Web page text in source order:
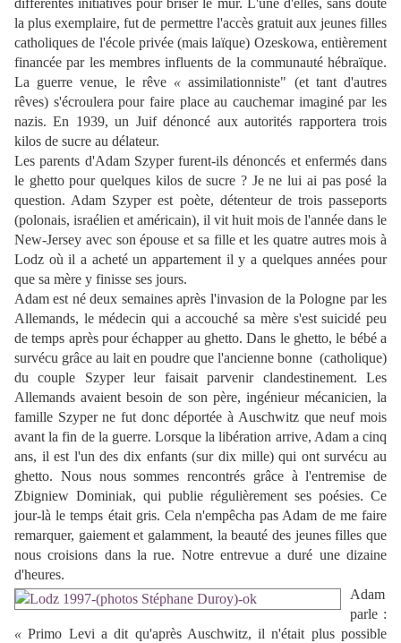
différentes initiatives pour briser le mur. L'une d'elles, sans doute
la plus exemplaire, fut de permettre l'accès gratuit aux jeunes filles
catholiques de l'école privée (mais laïque) Ozeskowa, entièrement
financée par les membres influents de la communauté hébraïque.
La guerre venue, le rêve «assimilationniste" (et tant d'autres
rêves) s'écroulera pour faire place au cauchemar imaginé par les
nazis. En 1939, un Juif dénoncé aux autorités rapportera trois
kilos de sucre au délateur.
Les parents d'Adam Szyper furent-ils dénoncés et enfermés dans
le ghetto pour quelques kilos de sucre ? Je ne lui ai pas posé la
question. Adam Szyper est poète, détenteur de trois passeports
(polonais, israélien et américain), il vit huit mois de l'année dans le
New-Jersey avec son épouse et sa fille et les quatre autres mois à
Lodz où il a acheté un appartement il y a quelques années pour
que sa mère y finisse ses jours.
Adam est né deux semaines après l'invasion de la Pologne par les
Allemands, le médecin qui a accouché sa mère s'est suicidé peu
de temps après pour échapper au ghetto. Dans le ghetto, le bébé a
survécu grâce au lait en poudre que l'ancienne bonne (catholique)
du couple Szyper leur faisait parvenir clandestinement. Les
Allemands avaient besoin de son père, ingénieur mécanicien, la
famille Szyper ne fut donc déportée à Auschwitz que neuf mois
avant la fin de la guerre. Lorsque la libération arrive, Adam a cinq
ans, il est l'un des dix enfants (sur dix mille) qui ont survécu au
ghetto. Nous nous sommes rencontrés grâce à l'entremise de
Zbigniew Dominiak, qui publie régulièrement ses poésies. Ce
jour-là le temps était gris. Cela n'empêcha pas Adam de me faire
remarquer, gaiement et galamment, la beauté des jeunes filles que
nous croisions dans la rue. Notre entrevue a duré une dizaine
d'heures.
Adam
parle :
«Primo Levi a dit qu'après Auschwitz, il n'était plus possible